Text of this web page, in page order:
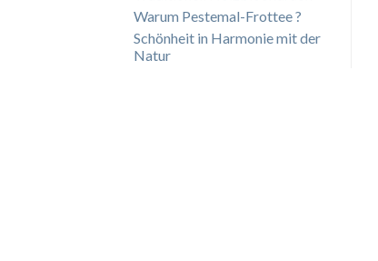
Warum Pestemal-Frottee ?
Schönheit in Harmonie mit der
Natur